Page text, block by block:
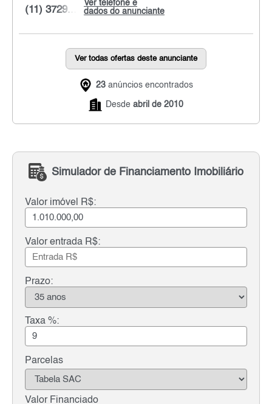
Ver telefone e
dados do anunciante
(11) 3729...
Ver todas ofertas deste anunciante
23 anúncios encontrados
Desde abril de 2010
Simulador de Financiamento Imobiliário
Valor imóvel R$:
Valor entrada R$:
Prazo:
Taxa %:
Parcelas
Valor Financiado